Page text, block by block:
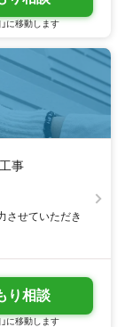
に移動します
事
させていただき
り相談
に移動します